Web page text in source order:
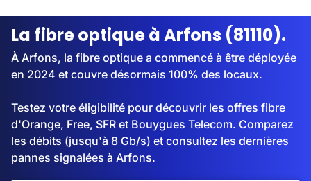
Streaming
La fibre optique à Arfons (81110).
À Arfons, la fibre optique a commencé à être déployée
en 2024 et couvre désormais 100% des locaux.
Testez votre éligibilité pour découvrir les offres fibre
d'Orange, Free, SFR et Bouygues Telecom. Comparez
les débits (jusqu'à 8 Gb/s) et consultez les dernières
pannes signalées à Arfons.